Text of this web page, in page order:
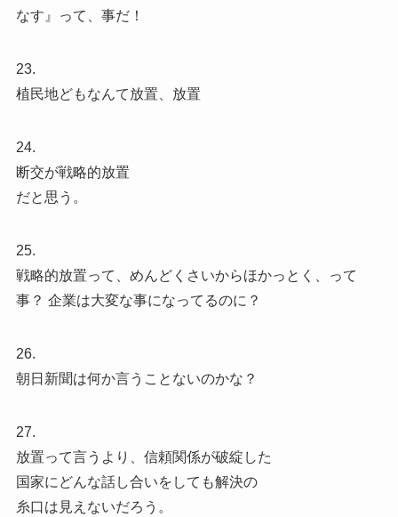
なす』って、事だ！
23.
植民地どもなんて放置、放置
24.
断交が戦略的放置
だと思う。
25.
戦略的放置って、めんどくさいからほかっとく、って
事？ 企業は大変な事になってるのに？
26.
朝日新聞は何か言うことないのかな？
27.
放置って言うより、信頼関係が破綻した
国家にどんな話し合いをしても解決の
糸口は見えないだろう。